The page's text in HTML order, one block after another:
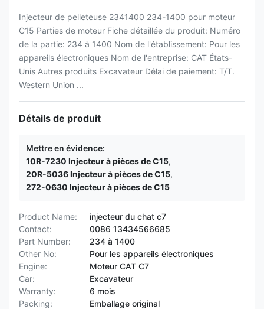
Injecteur de pelleteuse 2341400 234-1400 pour moteur
C15 Parties de moteur Fiche détaillée du produit: Numéro
de la partie: 234 à 1400 Nom de l'établissement: Pour les
appareils électroniques Nom de l'entreprise: CAT États-
Unis Autres produits Excavateur Délai de paiement: T/T.
Western Union ...
Détails de produit
Mettre en évidence:
10R-7230 Injecteur à pièces de C15,
20R-5036 Injecteur à pièces de C15,
272-0630 Injecteur à pièces de C15
Product Name:
injecteur du chat c7
Contact:
0086 13434566685
Part Number:
234 à 1400
Other No:
Pour les appareils électroniques
Engine:
Moteur CAT C7
Car:
Excavateur
Warranty:
6 mois
Packing:
Emballage original